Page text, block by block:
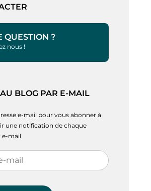
QUESTION ?
nous !
BLOG PAR E-MAIL
e-mail pour vous abonner à
une notification de chaque
e-mail.